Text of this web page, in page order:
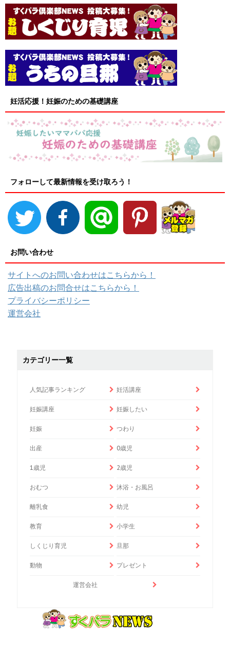
妊活応援！妊娠のための基礎講座
フォローして最新情報を受け取ろう！
お問い合わせ
サイトへのお問い合わせはこちらから！
広告出稿のお問合せはこちらから！
プライバシーポリシー
運営会社
カテゴリー一覧
人気記事ランキング 妊活講座
妊娠講座 妊娠したい
妊娠 つわり
出産 0歳児
1歳児 2歳児
おむつ 沐浴・お風呂
離乳食 幼児
教育 小学生
しくじり育児 旦那
動物 プレゼント
運営会社